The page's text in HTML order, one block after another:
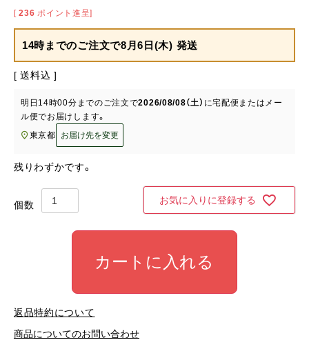
[ 236 ポイント進呈]
14時までのご注文で8月6日(木) 発送
送料込
明日 14時00分 までのご注文で2026/08/08（土） に宅配便またはメー
ル便でお届けします。
東京都
お届け先を変更
残りわずかです。
お気に入りに登録する
カートに入れる
返品特約について
商品についてのお問い合わせ